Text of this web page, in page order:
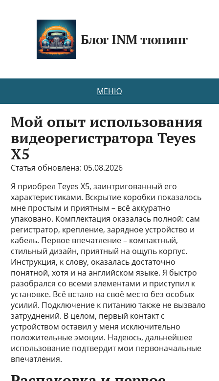
Блог INM тюнинг
МЕНЮ
Мой опыт использования
видеорегистратора Teyes
X5
Статья обновлена: 05.08.2026
Я приобрел Teyes X5, заинтригованный его
характеристиками. Вскрытие коробки показалось
мне простым и приятным – всё аккуратно
упаковано. Комплектация оказалась полной: сам
регистратор, крепление, зарядное устройство и
кабель. Первое впечатление – компактный,
стильный дизайн, приятный на ощупь корпус.
Инструкция, к слову, оказалась достаточно
понятной, хотя и на английском языке. Я быстро
разобрался со всеми элементами и приступил к
установке. Всё встало на своё место без особых
усилий. Подключение к питанию также не вызвало
затруднений. В целом, первый контакт с
устройством оставил у меня исключительно
положительные эмоции. Надеюсь, дальнейшее
использование подтвердит мои первоначальные
впечатления.